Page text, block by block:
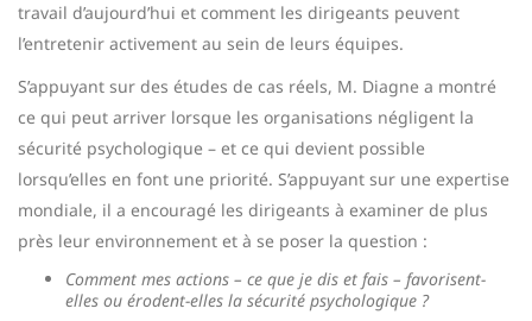
travail d’aujourd’hui et comment les dirigeants peuvent
l’entretenir activement au sein de leurs équipes.
S’appuyant sur des études de cas réels, M. Diagne a montré
ce qui peut arriver lorsque les organisations négligent la
sécurité psychologique – et ce qui devient possible
lorsqu’elles en font une priorité. S’appuyant sur une expertise
mondiale, il a encouragé les dirigeants à examiner de plus
près leur environnement et à se poser la question :
Comment mes actions – ce que je dis et fais – favorisent-
elles ou érodent-elles la sécurité psychologique ?